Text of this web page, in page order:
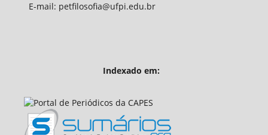
E-mail: petfilosofia@ufpi.edu.br
Indexado em: